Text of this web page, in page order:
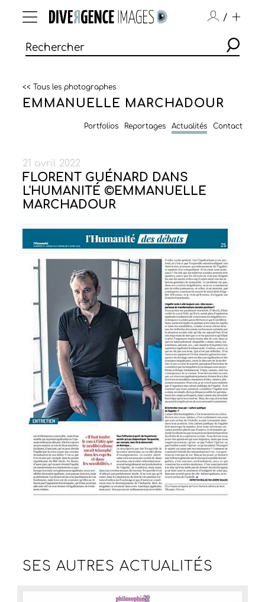
/
<< Tous les photographes
EMMANUELLE MARCHADOUR
Portfolios Reportages Actualités Contact
21 avril 2022
FLORENT GUÉNARD DANS
L'HUMANITÉ ©EMMANUELLE
MARCHADOUR
SES AUTRESACTUALITÉS